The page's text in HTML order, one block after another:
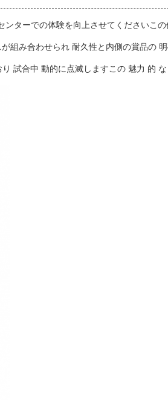
ターでの体験を向上させてくださいこ
組み合わせられ 耐久性と内側の賞品の
試合中 動的に点滅しますこの 魅力 的